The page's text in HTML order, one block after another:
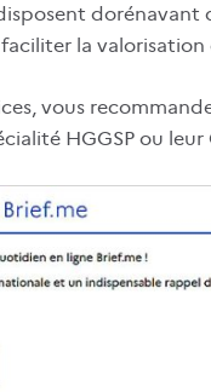
la valorisation
vous
HGGSP ou leur